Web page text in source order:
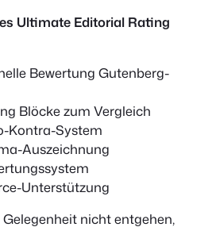
Ultimate Editorial Rating
Bewertung Gutenberg-
Blöcke zum Vergleich
Kontra-System
Auszeichnung
Unterstützung
Gelegenheit nicht entgehen,